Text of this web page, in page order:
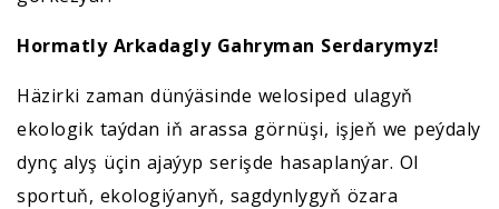
Hormatly Arkadagly Gahryman Serdarymyz!
Häzirki zaman dünýäsinde welosiped ulagyň
ekologik taýdan iň arassa görnüşi, işjeň we peýdaly
dynç alyş üçin ajaýyp serişde hasaplanýar. Ol
sportuň, ekologiýanyň, sagdynlygyň özara